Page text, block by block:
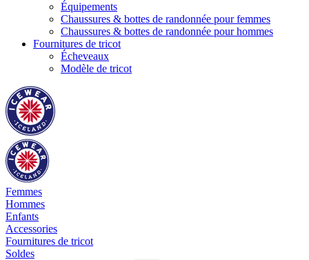
Équipements
Chaussures & bottes de randonnée pour femmes
Chaussures & bottes de randonnée pour hommes
Fournitures de tricot
Écheveaux
Modèle de tricot
Femmes
Hommes
Enfants
Accessories
Fournitures de tricot
Soldes